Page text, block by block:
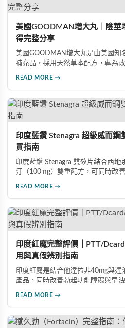
美國GOODMAN增大丸｜陰莖
得完整分享
美國GOODMAN增大丸是由美國知
補充品，採用天然草本配方，專為
READ MORE →
印度藍鑽 Stenagra 超級威而鋼
買指南
印度藍鑽 Stenagra 雙效片結合西地
汀（100mg）雙重配方，可同時改
高的男性保健品選擇。
READ MORE →
印度紅魔完整評價｜PTT/
用與真假辨別指南
印度紅魔是結合他達拉非40mg與達
產品，同時改善勃起功能障礙與早
READ MORE →